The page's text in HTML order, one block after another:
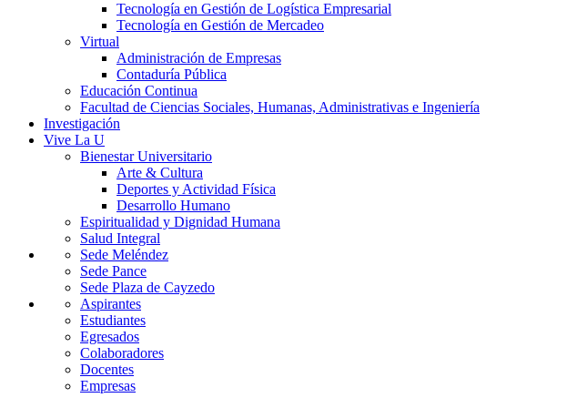
Tecnología en Gestión de Logística Empresarial
Tecnología en Gestión de Mercadeo
Virtual
Administración de Empresas
Contaduría Pública
Educación Continua
Facultad de Ciencias Sociales, Humanas, Administrativas e Ingeniería
Investigación
Vive La U
Bienestar Universitario
Arte & Cultura
Deportes y Actividad Física
Desarrollo Humano
Espiritualidad y Dignidad Humana
Salud Integral
Sede Meléndez
Sede Pance
Sede Plaza de Cayzedo
Aspirantes
Estudiantes
Egresados
Colaboradores
Docentes
Empresas